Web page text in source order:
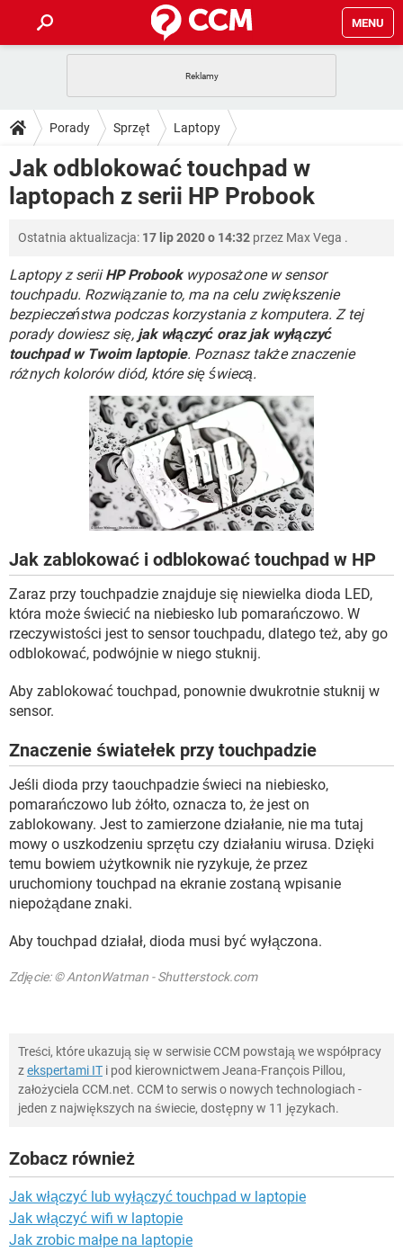
MENU
GRY WHATSAPP
SPOTIFY NETFLIX
INSTAGRAM FACEBOOK
PORADY
PlayStation TIKTOK
GRY WHATSAPP
SPOTIFY
INSTAGRAM FACEBOOK
WINDOWS 10
DO POBRANIA
ANDROID TIKTOK
INSTAGRAM FACEBOOK
WINDOWS 10
FORUM
COVID-19 TIKTOK
GRY WHATSAPP
SPOTIFY NETFLIX
INSTAGRAM FACEBOOK
WINDOWS 10
COVID-19 TIKTOK
GRY WHATSAPP
SPOTIFY NETFLIX
INSTAGRAM FACEBOOK
Porady Sprzęt Laptopy
Jak odblokować touchpad w
laptopach z serii HP Probook
Ostatnia aktualizacja: 17 lip 2020 o 14:32 przez Max Vega .
Laptopy z seriiHP Probookwyposażone w sensor
touchpadu. Rozwiązanie to, ma na celu zwiększenie
bezpieczeństwa podczas korzystania z komputera. Z tej
porady dowiesz się, jak włączyć oraz jak wyłączyć
touchpad w Twoim laptopie. Poznasz także znaczenie
różnych kolorów diód, które się świecą.
Jak zablokować i odblokować touchpad w HP
Zaraz przy touchpadzie znajduje się niewielka dioda LED,
która może świecić na niebiesko lub pomarańczowo. W
rzeczywistości jest to sensor touchpadu, dlatego też, aby go
odblokować, podwójnie w niego stuknij.
Aby zablokować touchpad, ponownie dwukrotnie stuknij w
sensor.
Znaczenie światełek przy touchpadzie
Jeśli dioda przy taouchpadzie świeci na niebiesko,
pomarańczowo lub żółto, oznacza to, że jest on
zablokowany. Jest to zamierzone działanie, nie ma tutaj
mowy o uszkodzeniu sprzętu czy działaniu wirusa. Dzięki
temu bowiem użytkownik nie ryzykuje, że przez
uruchomiony touchpad na ekranie zostaną wpisanie
niepożądane znaki.
Aby touchpad działał, dioda musi być wyłączona.
Zdjęcie: © AntonWatman - Shutterstock.com
Treści, które ukazują się w serwisie CCM powstają we współpracy
zekspertami IT i pod kierownictwem Jeana-François Pillou,
założyciela CCM.net. CCM to serwis o nowych technologiach -
jeden z największych na świecie, dostępny w 11 językach.
Zobacz również
Jak włączyć lub wyłączyć touchpad w laptopie
Jak włączyć wifi w laptopie
Jak zrobic małpe na laptopie